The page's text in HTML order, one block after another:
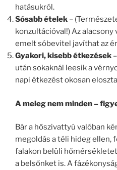
hatásukról.
Sósabb ételek –
konzultációval!) Az
emelt sóbevitel javíthat az
Gyakori, kisebb étkezések
után sokaknál leesik a
napi étkezést okosan
A meleg nem minden –
Bár a hőszivattyú valóban
megoldás a téli hideg ellen,
falakon belüli
a belsőnket is. A